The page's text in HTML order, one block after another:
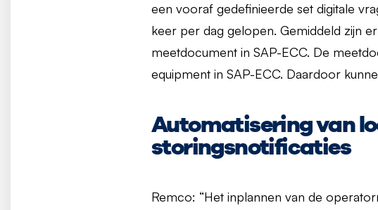
een vooraf gedefinieerde set digitale
keer per dag gelopen. Gemiddeld zijn
meetdocument in SAP-ECC. De
equipment in SAP-ECC. Daardoor
Automatisering van
storingsnotificaties
Remco: “Het inplannen van de